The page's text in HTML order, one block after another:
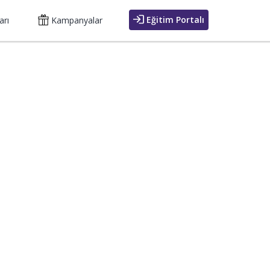
Kampanyalar Eğitim Portalı